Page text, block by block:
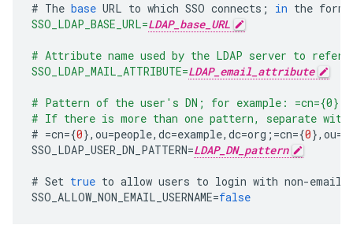
# The base URL to which SSO connects ; in the form
SSO_LDAP_BASE_URL=LDAP_base_URL
# Attribute name used by the LDAP server to
SSO_LDAP_MAIL_ATTRIBUTE=LDAP_email_attribute
# Pattern of the user's DN; for example:
# If there is more than one pattern, separate with
# =cn={0}, ou=people, dc=example, dc=org ;=cn={0}, ou=
SSO_LDAP_USER_DN_PATTERN=LDAP_DN_pattern
# Set true to allow users to login with non-email
SSO_ALLOW_NON_EMAIL_USERNAME=false